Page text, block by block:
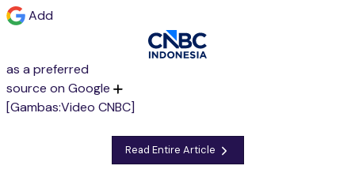
Add
as a preferred
source on Google
[Gambas:Video CNBC]
Read Entire Article